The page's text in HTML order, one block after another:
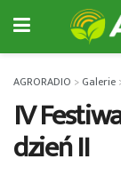
AGRORADIO > Galerie
IV
dzień II